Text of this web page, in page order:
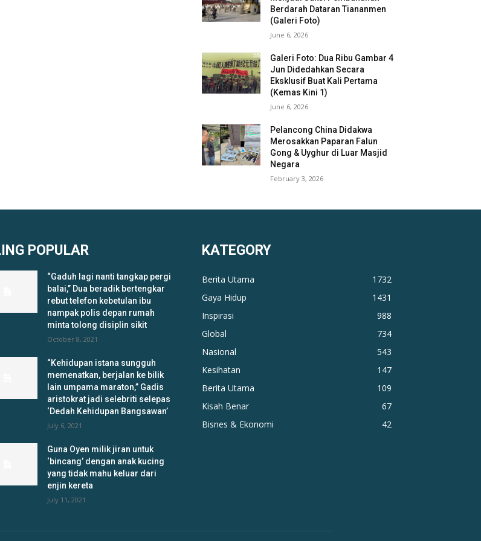
Berdarah Dataran Tiananmen
(Galeri Foto)
June 6, 2026
Galeri Foto: Dua Ribu Gambar 4
Jun Didedahkan Secara
Eksklusif Buat Kali Pertama
(Kemas Kini 1)
June 6, 2026
Pelancong China Didakwa
Merosakkan Paparan Falun
Gong & Uyghur di Luar Masjid
Negara
February 3, 2026
POPULAR
“Gaduh lagi nanti tangkap pergi
balai,” Dua beradik bertengkar
rebut telefon kebetulan ibu
nampak polis depan rumah
minta tolong disiplin sikit
October 8, 2021
“Kehidupan istana sungguh
memenatkan, berjalan ke bilik
lain umpama maraton,” Gadis
aristokrat jadi selebriti selepas
‘Dedah Kehidupan Bangsawan’
July 6, 2021
Guna Oyen milik jiran untuk
‘bincang’ dengan anak kucing
yang tidak mahu keluar dari
enjin kereta
July 11, 2021
KATEGORY
Berita Utama
1732
Gaya Hidup
1431
Inspirasi
988
Global
734
Nasional
543
Kesihatan
147
Berita Utama
109
Kisah Benar
67
Bisnes & Ekonomi
42